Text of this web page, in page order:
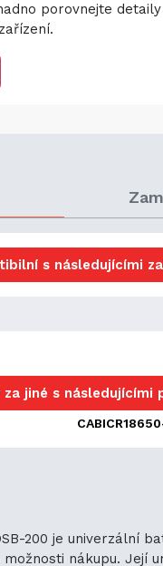
porovnejte
s následujícími
jiné s následujícími
200 je univerzální
nákupu. Její